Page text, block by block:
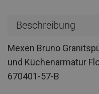
Beschreibung
Mexen Bruno
und Küchenarmatur
670401-57-B